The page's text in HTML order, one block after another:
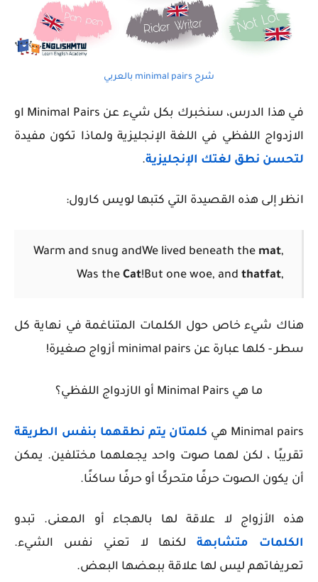
شرح minimal pairs بالعربي
في هذا الدرس، سنخبرك بكل شيء عن
Minimal Pairs او
الازدواج اللفظي في اللغة الإنجليزية ولماذا تكون مفيدة
لتحسن نطق لغتك الإنجليزية.
انظر إلى هذه القصيدة التي كتبها لويس كارول:
We lived beneath the mat,
Warm and snug and
fat,
But one woe, and that
Was the Cat!
هناك شيء خاص حول الكلمات المتناغمة في نهاية كل
سطر - كلها عبارة عن minimal pairs أزواج صغيرة!
ما هي Minimal Pairs أو ال ازدواج اللفظي؟
Minimal pairs هي كلمتان يتم نطقهما بنفس الطريقة
تقريبًا ، لكن لهما صوت واحد يجعلهما مختلفين. يمكن
أن يكون الصوت حرفًا متحركًا أو حرفًا ساكنًا.
هذه الأزواج لا علاقة لها بالهجاء أو المعنى. تبدو
الكلمات متشابهةلكنها لا تعني نفس الشيء.
تعريفاتهم ليس لها علاقة ببعضها البعض.